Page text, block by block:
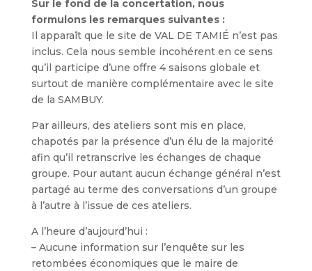
Sur le fond de la concertation, nous
formulons les remarques suivantes :
Il apparaît que le site de VAL DE TAMIÉ n’est pas
inclus. Cela nous semble incohérent en ce sens
qu’il participe d’une offre 4 saisons globale et
surtout de manière complémentaire avec le site
de la SAMBUY.
Par ailleurs, des ateliers sont mis en place,
chapotés par la présence d’un élu de la majorité
afin qu’il retranscrive les échanges de chaque
groupe. Pour autant aucun échange général n’est
partagé au terme des conversations d’un groupe
à l’autre à l’issue de ces ateliers.
A l’heure d’aujourd’hui :
– Aucune information sur l’enquête sur les
retombées économiques que le maire de